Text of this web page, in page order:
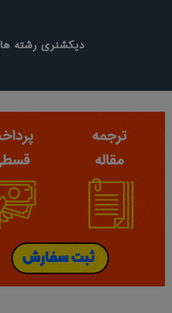
دیکشنری رشته ها